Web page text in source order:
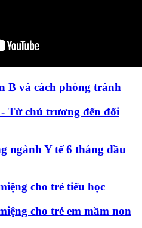
B và cách phòng tránh
Từ chủ trương đến đổi
ngành Y tế 6 tháng đầu
cho trẻ tiểu học
cho trẻ em mầm non